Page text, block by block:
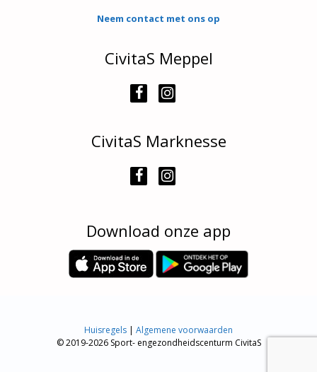
Neem contact met ons op
CivitaS Meppel
CivitaS Marknesse
Download onze app
Huisregels | Algemene voorwaarden
© 2019-2026 Sport- engezondheidscenturm CivitaS